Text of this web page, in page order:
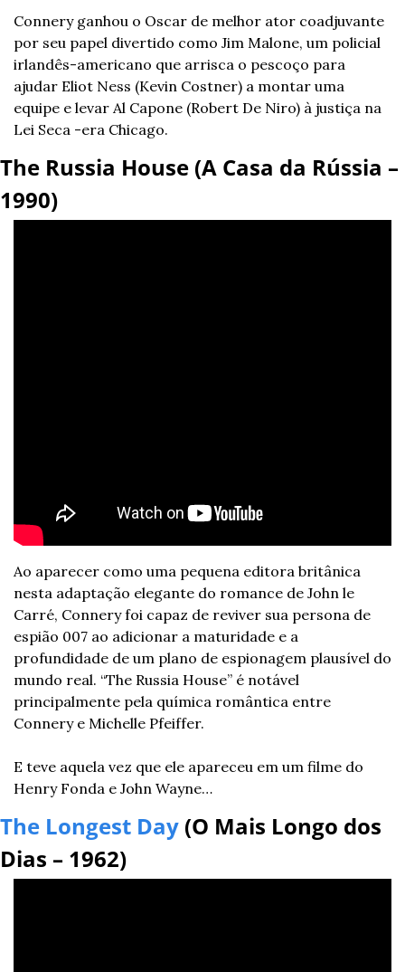
Connery ganhou o Oscar de melhor ator coadjuvante
por seu papel divertido como Jim Malone, um policial
irlandês-americano que arrisca o pescoço para
ajudar Eliot Ness (Kevin Costner) a montar uma
equipe e levar Al Capone (Robert De Niro) à justiça na
Lei Seca -era Chicago.
The Russia House (A Casa da Rússia –
1990)
Ao aparecer como uma pequena editora britânica
nesta adaptação elegante do romance de John le
Carré, Connery foi capaz de reviver sua persona de
espião 007 ao adicionar a maturidade e a
profundidade de um plano de espionagem plausível do
mundo real. “The Russia House” é notável
principalmente pela química romântica entre
Connery e Michelle Pfeiffer.
E teve aquela vez que ele apareceu em um filme do
Henry Fonda e John Wayne…
The Longest Day (O Mais Longo dos
Dias – 1962)